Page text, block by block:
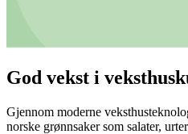
God vekst i
Gjennom moderne
norske grønnsaker som salater,